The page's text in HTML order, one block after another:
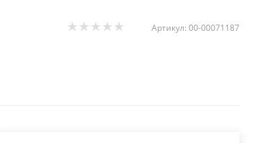
Артикул: 00-00071187